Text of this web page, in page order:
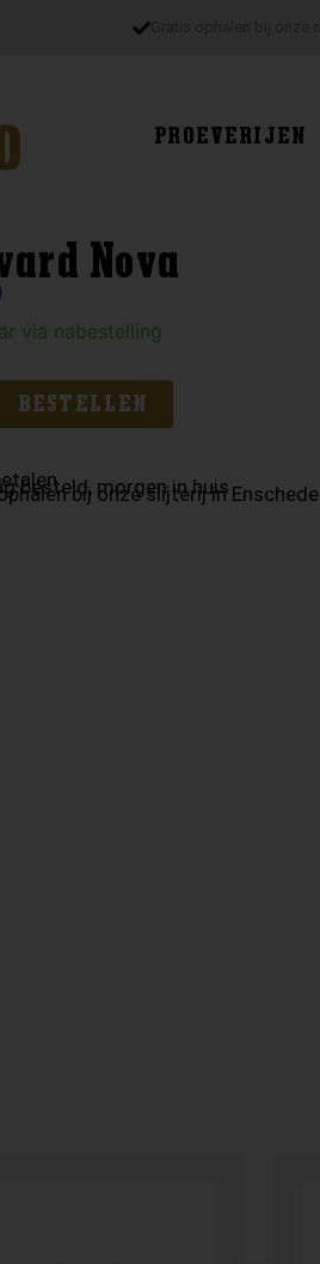
PROEVERIJEN
Nova
via nabestelling
BESTELLEN
besteld, morgen in huis
bij onze slijterij in Enschede